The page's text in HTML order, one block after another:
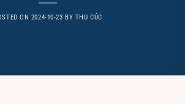
ON 2024-10-23 BY THU CÚC